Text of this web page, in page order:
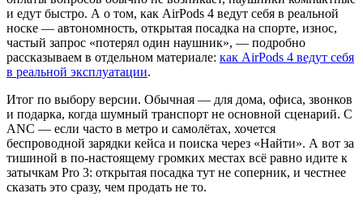
и едут быстро. А о том, как AirPods 4 ведут себя в реальной
носке — автономность, открытая посадка на спорте, износ,
частый запрос «потерял один наушник», — подробно
рассказываем в отдельном материале: как AirPods 4 ведут себя
в реальной эксплуатации.
Итог по выбору версии. Обычная — для дома, офиса, звонков
и подарка, когда шумный транспорт не основной сценарий. С
ANC — если часто в метро и самолётах, хочется
беспроводной зарядки кейса и поиска через «Найти». А вот за
тишиной в по-настоящему громких местах всё равно идите к
затычкам Pro 3: открытая посадка тут не соперник, и честнее
сказать это сразу, чем продать не то.